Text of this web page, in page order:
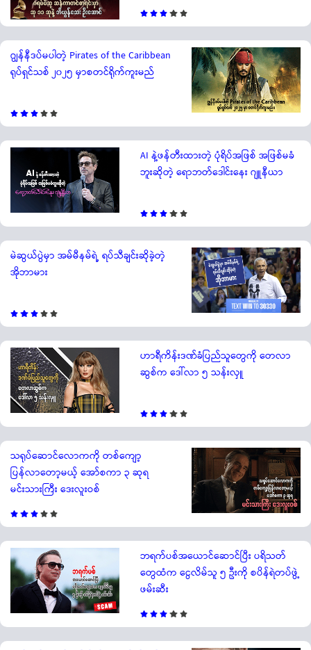
ဂျွန်နီဒပ်မပါတဲ့ Pirates of the Caribbean
ရုပ်ရှင်သစ် ၂၀၂၅ မှာစတင်ရိုက်ကူးမည်
AI နဲ့ဖန်တီးထားတဲ့ ပုံရိပ်အဖြစ် အဖြစ်မခံ
ဘူးဆိုတဲ့ ရောဘတ်ဒေါင်းနေး ဂျူနီယာ
မဲဆွယ်ပွဲမှာ အမ်မီနမ်ရဲ့ ရပ်သီချင်းဆိုခဲ့တဲ့
အိုဘာမား
ဟာရီကိန်းဒဏ်ခံပြည်သူတွေကို တေလာ
ဆွစ်က ဒေါ်လာ ၅ သန်းလှူ
သရုပ်ဆောင်လောကကို တစ်ကျော့
ပြန်လာတော့မယ့် အော်စကာ ၃ ဆုရ
မင်းသားကြီး ဒေးလူးဝစ်
ဘရက်ပစ်အယောင်ဆောင်ပြီး ပရိသတ်
တွေထံက ငွေလိမ်သူ ၅ ဦးကို စပိန်ရဲတပ်ဖွဲ့
ဖမ်းဆီး